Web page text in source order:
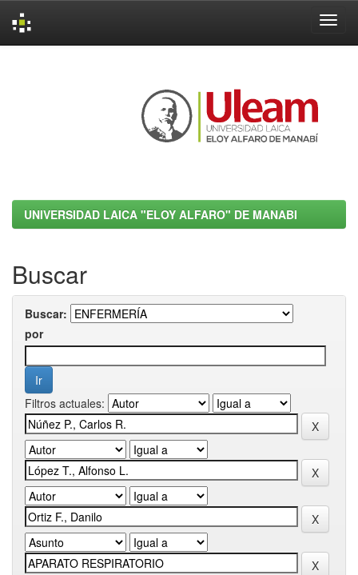
UNIVERSIDAD LAICA "ELOY ALFARO" DE MANABI
Buscar
Buscar:
por
Filtros actuales: